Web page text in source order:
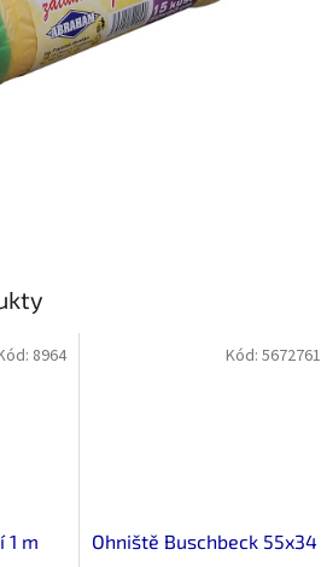
1 m
8964
Ohniště Buschbeck 55x34
Kód: 5672761